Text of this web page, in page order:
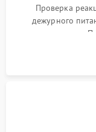
Проверка
дежурного
повреждения.
изображения,